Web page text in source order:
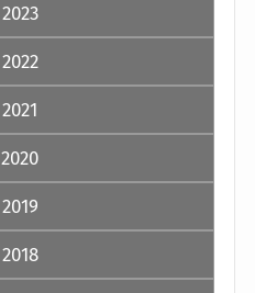
2023
2022
2021
2020
2019
2018